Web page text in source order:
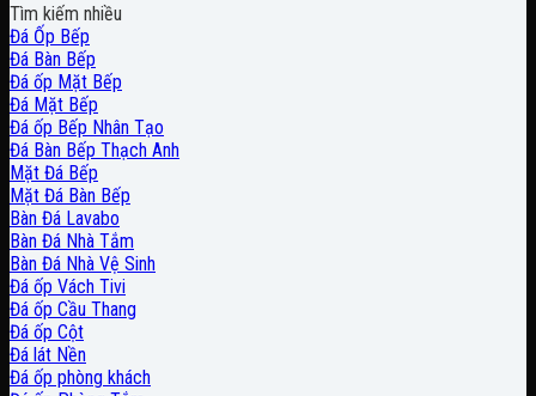
Tìm kiếm nhiều
Đá Ốp Bếp
Đá Bàn Bếp
Đá ốp Mặt Bếp
Đá Mặt Bếp
Đá ốp Bếp Nhân Tạo
Đá Bàn Bếp Thạch Anh
Mặt Đá Bếp
Mặt Đá Bàn Bếp
Bàn Đá Lavabo
Bàn Đá Nhà Tắm
Bàn Đá Nhà Vệ Sinh
Đá ốp Vách Tivi
Đá ốp Cầu Thang
Đá ốp Cột
Đá lát Nền
Đá ốp phòng khách